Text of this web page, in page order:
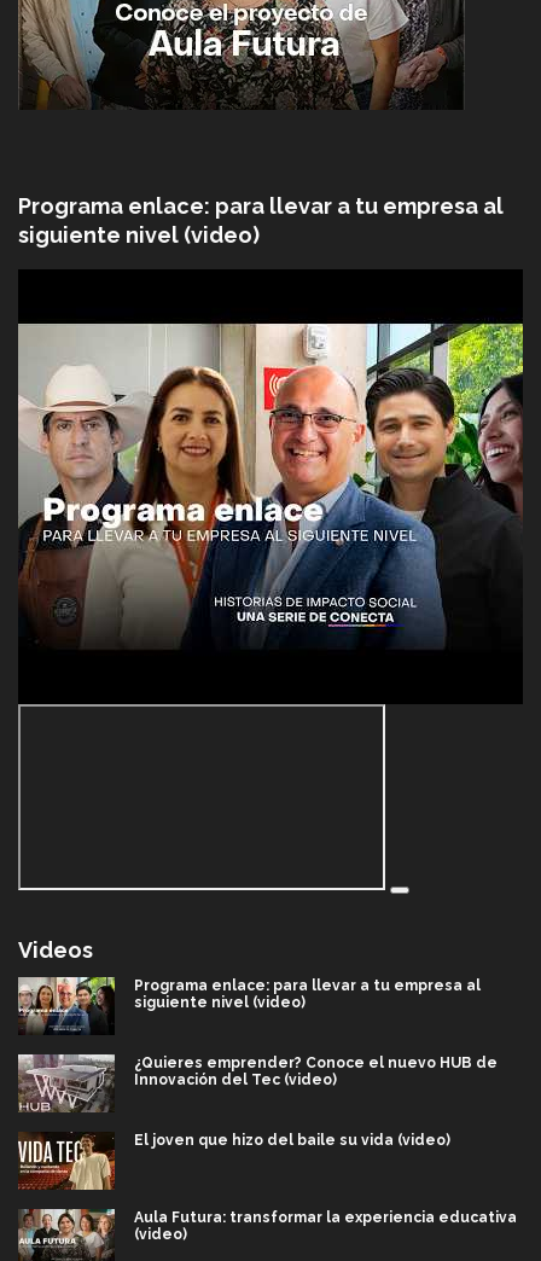
Programa enlace: para llevar a tu empresa al
siguiente nivel (video)
Videos
Programa enlace: para llevar a tu empresa al
siguiente nivel (video)
¿Quieres emprender? Conoce el nuevo HUB de
Innovación del Tec (video)
El joven que hizo del baile su vida (video)
Aula Futura: transformar la experiencia educativa
(video)